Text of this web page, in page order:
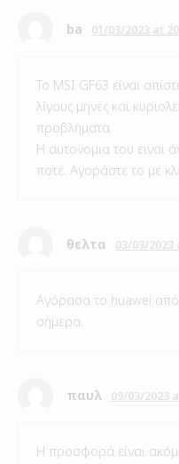
ba 01/03/2023 at
Το MSI GF63 είναι
λίγους μηνες και
προβλήματα.
Η αυτονομια του ειναι
ποτέ. Αγοράστε το με
θελτα 03/03/2023
Αγόρασα το huawei
σήμερα
παυλ 09/03/2023
Η προσφορά είναι